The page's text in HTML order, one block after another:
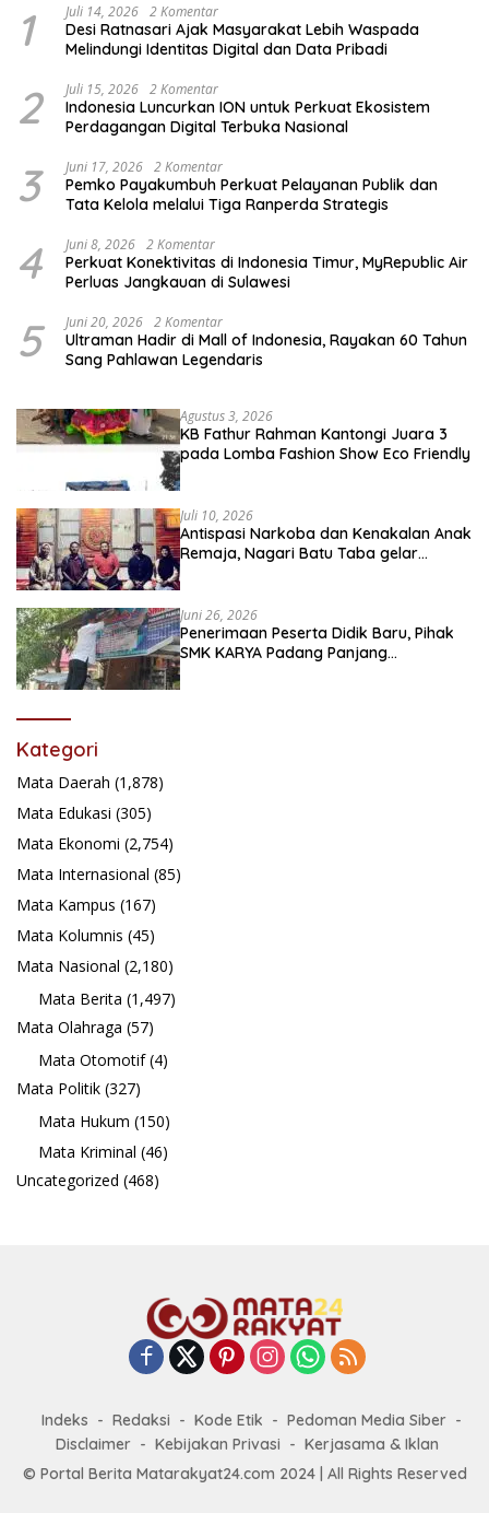
1 Juli 14, 2026 2 Komentar
Desi Ratnasari Ajak Masyarakat Lebih Waspada
Melindungi Identitas Digital dan Data Pribadi
2 Juli 15, 2026 2 Komentar
Indonesia Luncurkan ION untuk Perkuat Ekosistem
Perdagangan Digital Terbuka Nasional
3 Juni 17, 2026 2 Komentar
Pemko Payakumbuh Perkuat Pelayanan Publik dan
Tata Kelola melalui Tiga Ranperda Strategis
4 Juni 8, 2026 2 Komentar
Perkuat Konektivitas di Indonesia Timur, MyRepublic Air
Perluas Jangkauan di Sulawesi
5 Juni 20, 2026 2 Komentar
Ultraman Hadir di Mall of Indonesia, Rayakan 60 Tahun
Sang Pahlawan Legendaris
Agustus 3, 2026
KB Fathur Rahman Kantongi Juara 3
pada Lomba Fashion Show Eco Friendly
Juli 10, 2026
Antispasi Narkoba dan Kenakalan Anak
Remaja, Nagari Batu Taba gelar
Juni 26, 2026
Penerimaan Peserta Didik Baru, Pihak
SMK KARYA Padang Panjang
Kategori
Mata Daerah (1,878)
Mata Edukasi (305)
Mata Ekonomi (2,754)
Mata Internasional (85)
Mata Kampus (167)
Mata Kolumnis (45)
Mata Nasional (2,180)
Mata Berita (1,497)
Mata Olahraga (57)
Mata Otomotif(4)
Mata Politik (327)
Mata Hukum (150)
Mata Kriminal (46)
Uncategorized (468)
Indeks Redaksi Kode Etik
Pedoman Media Siber
Disclaimer
Kebijakan Privasi
Kerjasama & Iklan
© Portal Berita Matarakyat24.com 2024 | All Rights Reserved